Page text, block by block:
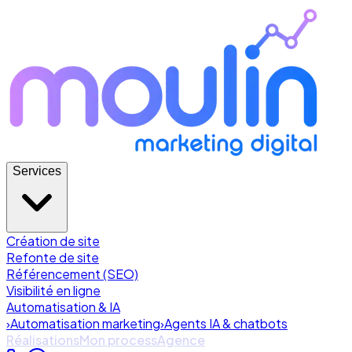
Services
Création de site
Refonte de site
Référencement (SEO)
Visibilité en ligne
Automatisation & IA
›Automatisation marketing›Agents IA & chatbots
RéalisationsMon processAgence